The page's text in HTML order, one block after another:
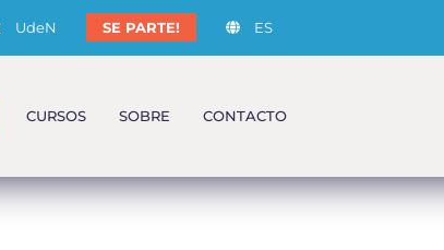
UdeN SE PARTE! ES
CURSOS SOBRE CONTACTO